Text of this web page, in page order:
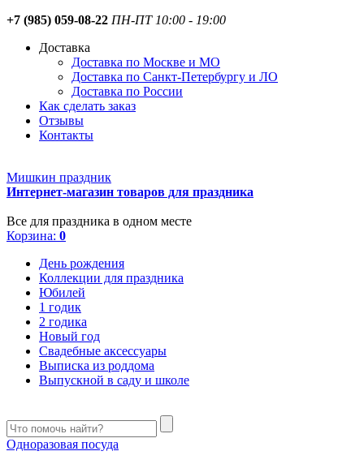
+7 (985) 059-08-22 ПН-ПТ 10:00 - 19:00
Доставка
Доставка по Москве и МО
Доставка по Санкт-Петербургу и ЛО
Доставка по России
Как сделать заказ
Отзывы
Контакты
Мишкин праздник
Интернет-магазин товаров для праздника
Все для праздника в одном месте
Корзина: 0
День рождения
Коллекции для праздника
Юбилей
1 годик
2 годика
Новый год
Свадебные аксессуары
Выписка из роддома
Выпускной в саду и школе
Одноразовая посуда